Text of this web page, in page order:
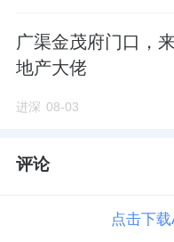
广渠金茂府门口，
地产大佬
进深 08-03
评论
点击下